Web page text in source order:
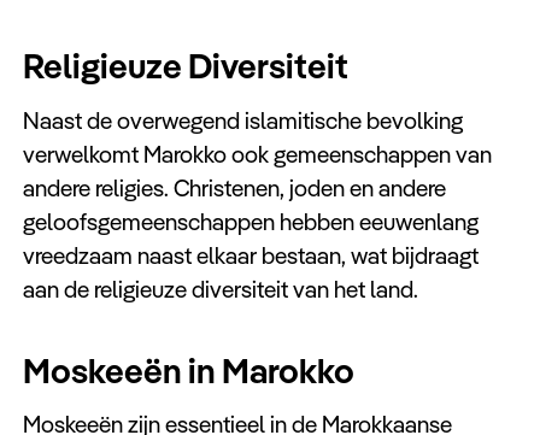
Religieuze Diversiteit
Naast de overwegend islamitische bevolking
verwelkomt Marokko ook gemeenschappen van
andere religies. Christenen, joden en andere
geloofsgemeenschappen hebben eeuwenlang
vreedzaam naast elkaar bestaan, wat bijdraagt
aan de religieuze diversiteit van het land.
Moskeeën in Marokko
Moskeeën zijn essentieel in de Marokkaanse